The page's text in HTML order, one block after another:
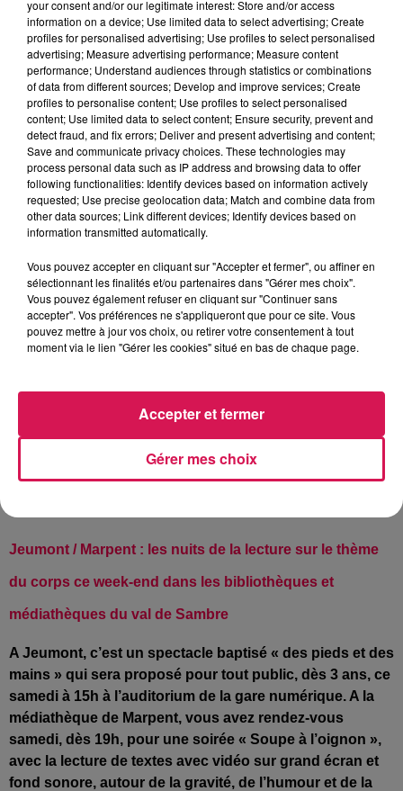
reprendre ce matin. Le délibéré est attendu en fin de
journée.
Maubeuge : une opération « Jeudi noir » au
commissariat ?
Il devrait tourner au ralenti à l’appel des syndicats de la
police nationale, dont Alliance en particulier, qui
dénoncent le flou autour des Jeux olympiques de Paris.
Ils ne peuvent pas partir en vacances dès le24 juillet,
mais ne connaissent pas leur lieu d’affectation, leurs
leurs indemnités liées à ces JO. Un service minimum
sera tout de même assuré, notamment en raison des
mauvaises conditions météo.
Jeumont : un projet de création d’une unité de
Une enquête publique se déroulera du 24 janvier au 23
disposition, le 24 janvier, puis les 6 et 23 février, à la salle
Jeumont / Marpent : les nuits de la lecture sur le thème
du corps ce week-end dans les bibliothèques et
médiathèques du val de Sambre
A Jeumont, c’est un spectacle baptisé « des pieds et des
mains » qui sera proposé pour tout public, dès 3 ans, ce
samedi à 15h à l’auditorium de la gare numérique. A la
médiathèque de Marpent, vous avez rendez-vous
samedi, dès 19h, pour une soirée « Soupe à l’oignon »,
avec la lecture de textes avec vidéo sur grand écran et
fond sonore, autour de la gravité, de l’humour et de la
your consent and/or our legitimate interest: Store and/or access
information on a device; Use limited data to select advertising; Create
profiles for personalised advertising; Use profiles to select personalised
advertising; Measure advertising performance; Measure content
performance; Understand audiences through statistics or combinations
of data from different sources; Develop and improve services; Create
profiles to personalise content; Use profiles to select personalised
content; Use limited data to select content; Ensure security, prevent and
detect fraud, and fix errors; Deliver and present advertising and content;
Save and communicate privacy choices. These technologies may
process personal data such as IP address and browsing data to offer
following functionalities: Identify devices based on information actively
requested; Use precise geolocation data; Match and combine data from
other data sources; Link different devices; Identify devices based on
information transmitted automatically.
Vous pouvez accepter en cliquant sur "Accepter et fermer", ou affiner en
sélectionnant les finalités et/ou partenaires dans "Gérer mes choix".
Vous pouvez également refuser en cliquant sur "Continuer sans
accepter". Vos préférences ne s'appliqueront que pour ce site. Vous
pouvez mettre à jour vos choix, ou retirer votre consentement à tout
moment via le lien "Gérer les cookies" situé en bas de chaque page.
Gérer mes choix
Accepter et fermer